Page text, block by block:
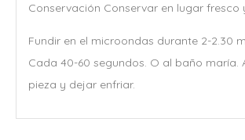
Conservación Conservar en lugar fresco
Fundir en el microondas durante 2-2.30
Cada 40-60 segundos. O al baño maría.
pieza y dejar enfriar.